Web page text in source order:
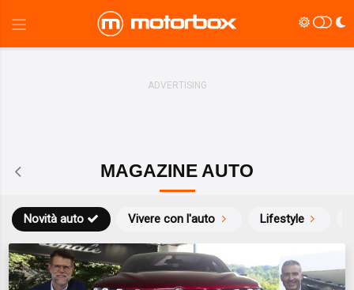
MAGAZINE AUTO
Novità auto Vivere con l'auto Lifestyle